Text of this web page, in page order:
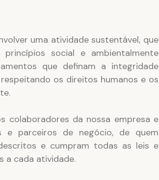
uma atividade sustentável, que
social e ambientalmente
que definam a integridade
os direitos humanos e os
colaboradores da nossa empresa e
e parceiros de negócio, de quem
e cumpram todas as leis e
a cada atividade.